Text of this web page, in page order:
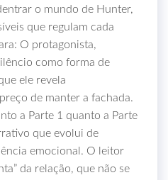
o mundo de Hunter,
que regulam cada
O protagonista,
como forma de
ele revela
de manter a fachada.
a Parte 1 quanto a Parte
que evolui de
emocional. O leitor
da relação, que não se